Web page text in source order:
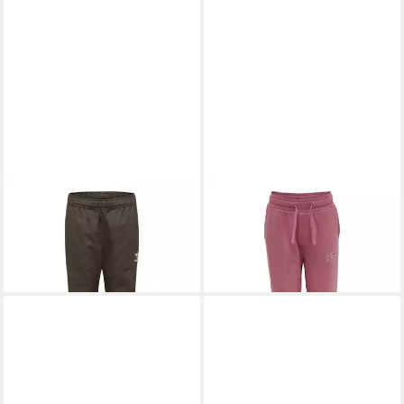
HUMMELJogginghose
Hummel Hose
UVP44,95 €
HUMMELJogginghose
Hummel Hose Kids
UVP 29,95 €